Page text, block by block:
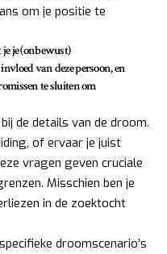
om je positie te
je (onbewust)
van deze persoon, en
te sluiten om
de details van de droom.
of ervaar je juist
vragen geven cruciale
Misschien ben je
in de zoektocht
droomscenario’s